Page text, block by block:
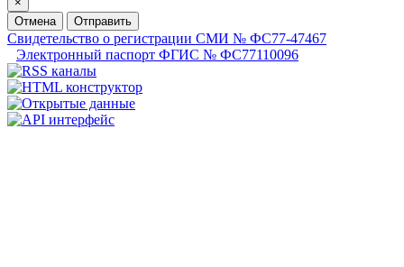
Отмена
Отправить
Свидетельство о регистрации СМИ № ФС77-47467
Электронный паспорт ФГИС № ФС77110096